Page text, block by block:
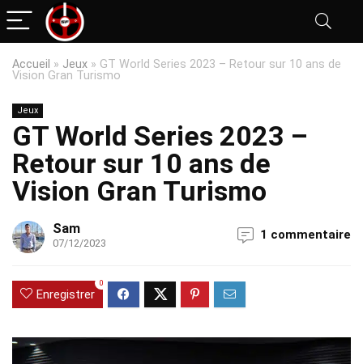
Accueil » Jeux » GT World Series 2023 – Retour sur 10 ans de
Vision Gran Turismo
Jeux
GT World Series 2023 –
Retour sur 10 ans de
Vision Gran Turismo
Sam
07/12/2023
1 commentaire
Enregistrer
0